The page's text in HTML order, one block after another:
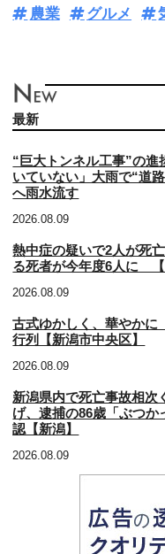
農業
グルメ
最新
“巨大トンネル工事”の
いていない」大雨で“道
へ雨水流す
2026.08.09
熱中症の疑いで2人が死
る死者が今年度6人に 【
2026.08.09
古式ゆかしく、華やか
行列【新潟市中央区】
2026.08.09
新潟県内で死亡事故相
げ、逮捕の86歳「ぶつ
認【新潟】
2026.08.09